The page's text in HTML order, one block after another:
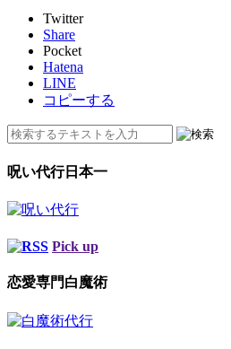
Twitter
Share
Pocket
Hatena
LINE
コピーする
呪い代行日本一
Pick up
恋愛専門白魔術